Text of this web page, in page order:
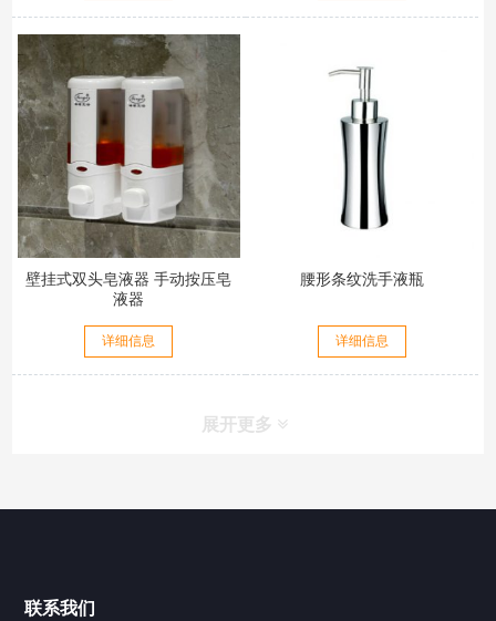
壁挂式双头皂液器 手动按压皂
液器
详细信息
腰形条纹洗手液瓶
详细信息
展开更多
联系我们